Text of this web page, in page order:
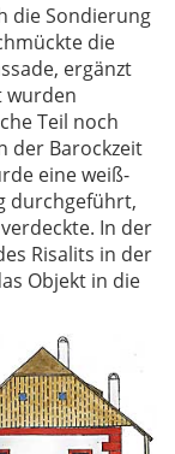
die Sondierung
die
ergänzt
wurden
Teil noch
der Barockzeit
eine weiß-
durchgeführt,
In der
Risalits in der
Objekt in die